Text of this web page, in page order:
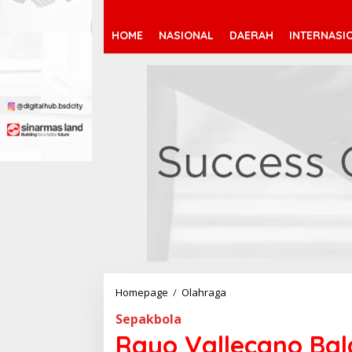
HOME NASIONAL DAERAH
Homepage / Olahraga
o
V
Sepakbola
Rayo Vallecano